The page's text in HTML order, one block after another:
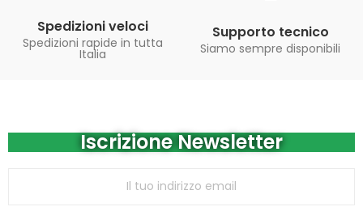
Spedizioni veloci
Spedizioni rapide in tutta
Italia
Supporto tecnico
Siamo sempre disponibili
Iscrizione Newsletter